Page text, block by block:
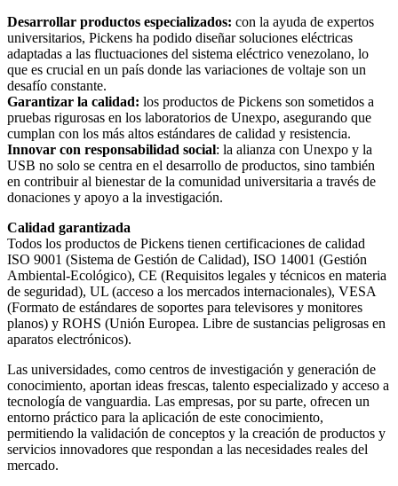
Desarrollar productos especializados: con la ayuda de expertos
universitarios, Pickens ha podido diseñar soluciones eléctricas
adaptadas a las fluctuaciones del sistema eléctrico venezolano, lo
que es crucial en un país donde las variaciones de voltaje son un
desafío constante.
Garantizar la calidad: los productos de Pickens son sometidos a
pruebas rigurosas en los laboratorios de Unexpo, asegurando que
cumplan con los más altos estándares de calidad y resistencia.
Innovar con responsabilidad social: la alianza con Unexpo y la
USB no solo se centra en el desarrollo de productos, sino también
en contribuir al bienestar de la comunidad universitaria a través de
donaciones y apoyo a la investigación.
Calidad garantizada
Todos los productos de Pickens tienen certificaciones de calidad
ISO 9001 (Sistema de Gestión de Calidad), ISO 14001 (Gestión
Ambiental-Ecológico), CE (Requisitos legales y técnicos en materia
de seguridad), UL (acceso a los mercados internacionales), VESA
(Formato de estándares de soportes para televisores y monitores
planos) y ROHS (Unión Europea. Libre de sustancias peligrosas en
aparatos electrónicos).
Las universidades, como centros de investigación y generación de
conocimiento, aportan ideas frescas, talento especializado y acceso a
tecnología de vanguardia. Las empresas, por su parte, ofrecen un
entorno práctico para la aplicación de este conocimiento,
permitiendo la validación de conceptos y la creación de productos y
servicios innovadores que respondan a las necesidades reales del
mercado.